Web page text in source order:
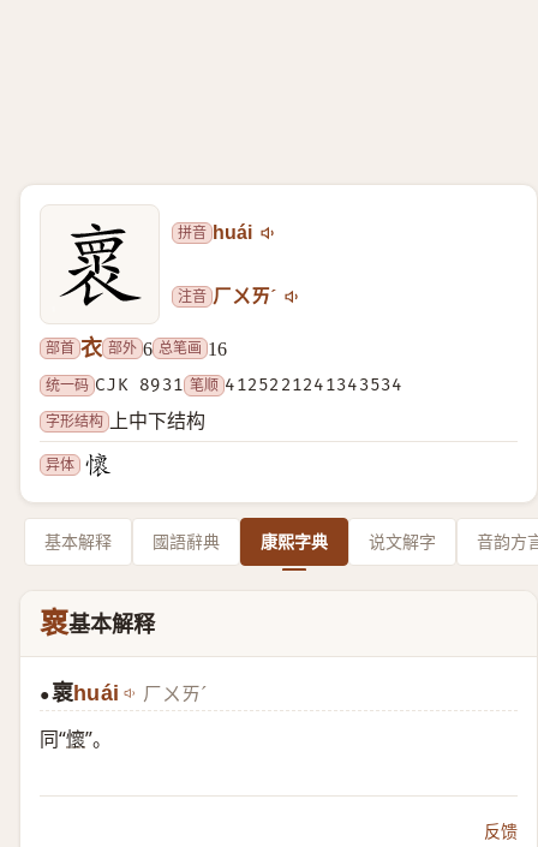
拼音 huái
注音 ㄏㄨㄞˊ
部首 衣 部外 6 总笔画 16
统一码 CJK 8931 笔顺 4125221241343534
字形结构
上中下结构
异体
基本解释 國語辭典 康熙字典 说文解字 音韵方
褱基本解释
●褱huái ㄏㄨㄞˊ
同“懷”。
反馈